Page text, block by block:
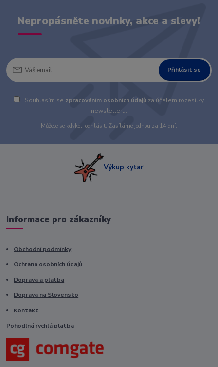
Nepropásněte novinky, akce a slevy!
Přihlásit se
Souhlasím se zpracováním osobních údajů za účelem rozesílky
newsletteru.
Můžete se kdykoli odhlásit. Zasíláme jednou za 14 dní.
Výkup kytar
Informace pro zákazníky
Obchodní podmínky
Ochrana osobních údajů
Doprava a platba
Doprava na Slovensko
Kontakt
Pohodlná rychlá platba